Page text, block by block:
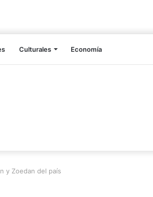
Culturales Economía
y Zoedan del país